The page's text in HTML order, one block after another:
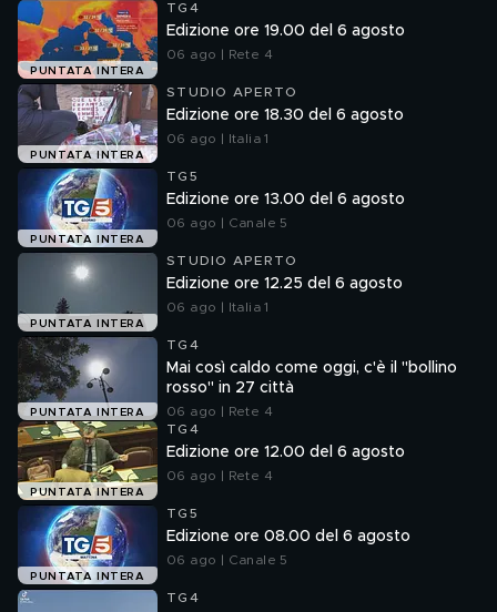
PUNTATA INTERA
TG4
Edizione ore 19.00 del 6 agosto
06 ago | Rete 4
PUNTATA INTERA
STUDIO APERTO
Edizione ore 18.30 del 6 agosto
06 ago | Italia 1
PUNTATA INTERA
TG5
Edizione ore 13.00 del 6 agosto
06 ago | Canale 5
PUNTATA INTERA
STUDIO APERTO
Edizione ore 12.25 del 6 agosto
06 ago | Italia 1
PUNTATA INTERA
TG4
Mai così caldo come oggi, c'è il "bollino
rosso" in 27 città
06 ago | Rete 4
PUNTATA INTERA
TG4
Edizione ore 12.00 del 6 agosto
06 ago | Rete 4
PUNTATA INTERA
TG5
Edizione ore 08.00 del 6 agosto
06 ago | Canale 5
TG4